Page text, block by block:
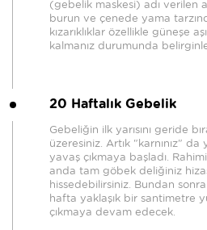
(gebelik maskesi) adı verilen
burun ve çenede yama
kızarıklıklar özellikle güneşe
kalmanız durumunda
20 Haftalık Gebelik
Gebeliğin ilk yarısını geride
üzeresiniz. Artık "karnınız" da
yavaş çıkmaya başladı.
anda tam göbek deliğiniz
hissedebilirsiniz. Bundan
hafta yaklaşık bir santimetre
çıkmaya devam edecek.